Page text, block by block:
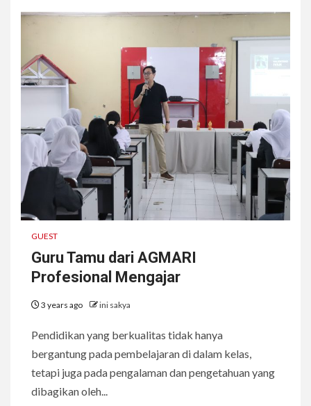
GUEST
Guru Tamu dari AGMARI
Profesional Mengajar
3 years ago ini sakya
Pendidikan yang berkualitas tidak hanya
bergantung pada pembelajaran di dalam kelas,
tetapi juga pada pengalaman dan pengetahuan yang
dibagikan oleh...